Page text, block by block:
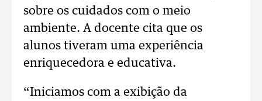
sobre os cuidados com o meio
ambiente. A docente cita que os
alunos tiveram uma experiência
enriquecedora e educativa.
“Iniciamos com a exibição da